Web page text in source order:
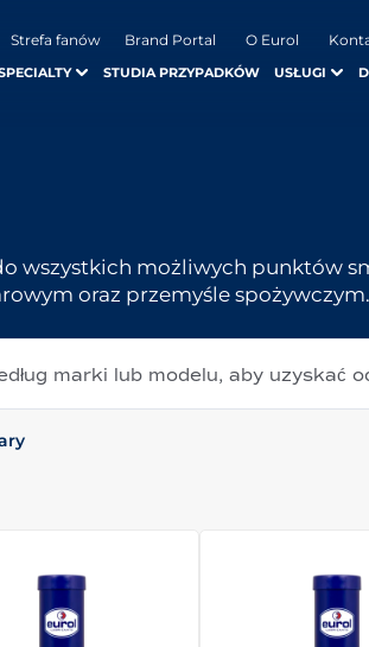
Strefa fanów Brand Portal O Eurol
STUDIA PRZYPADKÓW USŁUGI
wszystkich możliwych punktów
oraz przemyśle spożywczym.
marki lub modelu, aby uzyskać